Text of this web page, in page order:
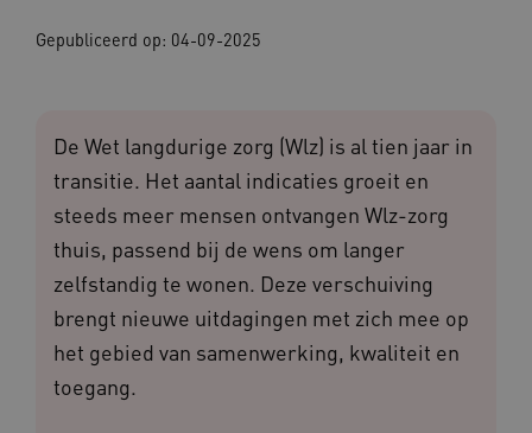
Gepubliceerd op: 04-09-2025
De Wet langdurige zorg (Wlz) is al tien jaar in
transitie. Het aantal indicaties groeit en
steeds meer mensen ontvangen Wlz-zorg
thuis, passend bij de wens om langer
zelfstandig te wonen. Deze verschuiving
brengt nieuwe uitdagingen met zich mee op
het gebied van samenwerking, kwaliteit en
toegang.